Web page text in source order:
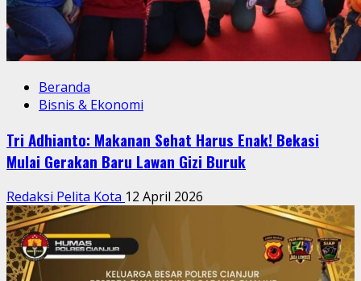
Beranda
Bisnis & Ekonomi
Tri Adhianto: Makanan Sehat Harus Enak! Bekasi
Mulai Gerakan Baru Lawan Gizi Buruk
Redaksi Pelita Kota 12 April 2026